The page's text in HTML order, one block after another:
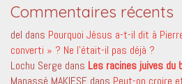
Commentaires récents
del dans Pourquoi Jésus a-t-il dit à
converti » ? Ne l’était-il pas déjà ?
Lochu Serge dans Les racines juives du
Manassé MAKIESE dans Peut-on croire